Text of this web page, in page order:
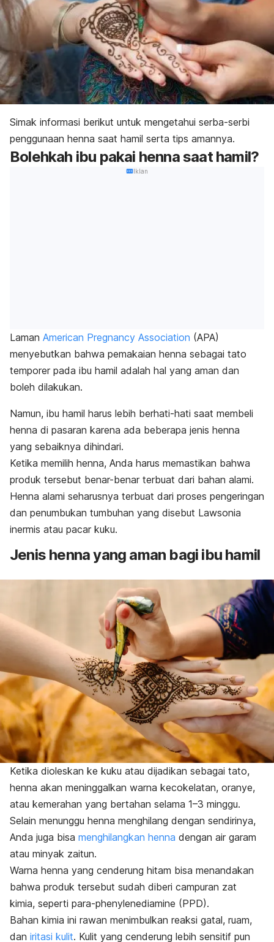
Simak informasi berikut untuk mengetahui serba-serbi
penggunaan henna saat hamil serta tips amannya.
Bolehkah ibu pakai hennasaat hamil?
Iklan
Laman American Pregnancy Association (APA)
menyebutkan bahwa pemakaian henna sebagai tato
temporer pada ibu hamil adalah hal yang aman dan
boleh dilakukan.
Namun, ibu hamil harus lebih berhati-hati saat membeli
henna di pasaran karena ada beberapa jenis henna
yang sebaiknya dihindari.
Ketika memilih henna, Anda harus memastikan bahwa
produk tersebut benar-benar terbuat dari bahan alami.
Henna alami seharusnya terbuat dari proses pengeringan
dan penumbukan tumbuhan yang disebut Lawsonia
inermis atau pacar kuku.
Jenis hennayang aman bagi ibu hamil
Ketika dioleskan ke kuku atau dijadikan sebagai tato,
henna akan meninggalkan warna kecokelatan, oranye,
atau kemerahan yang bertahan selama 1–3 minggu.
Selain menunggu henna menghilang dengan sendirinya,
Anda juga bisa menghilangkan henna dengan air garam
atau minyak zaitun.
Warna henna yang cenderung hitam bisa menandakan
bahwa produk tersebut sudah diberi campuran zat
kimia, seperti para-phenylenediamine (PPD).
Bahan kimia ini rawan menimbulkan reaksi gatal, ruam,
dan iritasi kulit. Kulit yang cenderung lebih sensitif pun